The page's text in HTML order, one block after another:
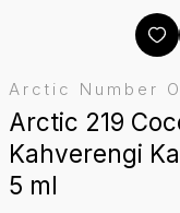
Arctic Number
Arctic 219
Kahverengi
5 ml